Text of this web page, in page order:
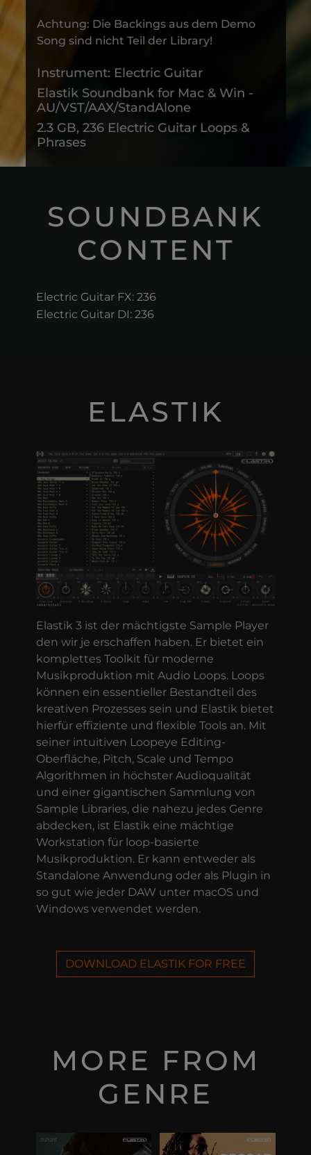
Achtung: Die Backings aus dem Demo
Song sind nicht Teil der Library!
Instrument: Electric Guitar
Elastik Soundbank for Mac & Win -
AU/VST/AAX/StandAlone
2.3 GB, 236 Electric Guitar Loops &
Phrases
SOUNDBANK
CONTENT
Electric Guitar FX: 236
Electric Guitar DI: 236
ELASTIK
Elastik 3 ist der mächtigste Sample Player
den wir je erschaffen haben. Er bietet ein
komplettes Toolkit für moderne
Musikproduktion mit Audio Loops. Loops
können ein essentieller Bestandteil des
kreativen Prozesses sein und Elastik bietet
hierfür effiziente und flexible Tools an. Mit
seiner intuitiven Loopeye Editing-
Oberfläche, Pitch, Scale und Tempo
Algorithmen in höchster Audioqualität
und einer gigantischen Sammlung von
Sample Libraries, die nahezu jedes Genre
abdecken, ist Elastik eine mächtige
Workstation für loop-basierte
Musikproduktion. Er kann entweder als
Standalone Anwendung oder als Plugin in
so gut wie jeder DAW unter macOS und
Windows verwendet werden.
DOWNLOAD ELASTIK FOR FREE
MORE FROM
GENRE